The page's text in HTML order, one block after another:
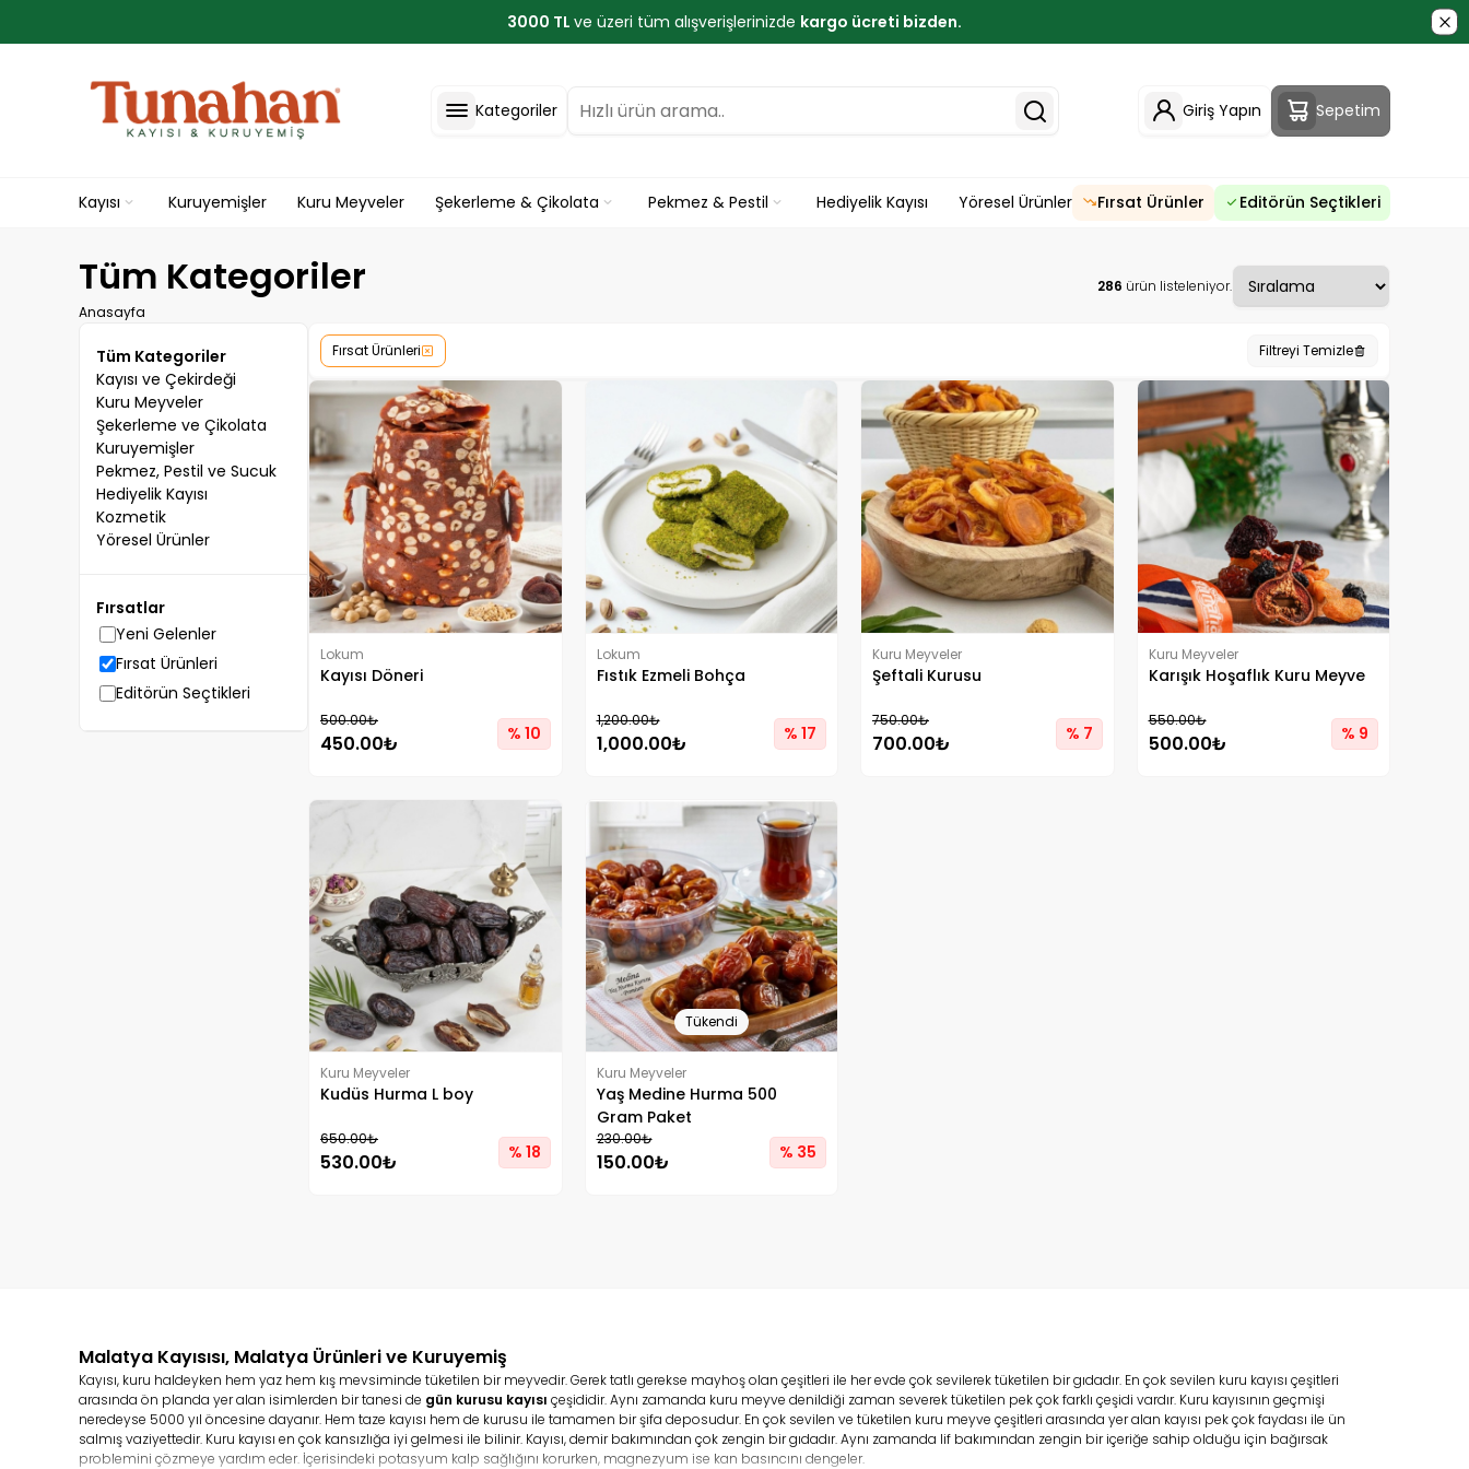
3000 TL ve üzeri tüm alışverişlerinizde kargo ücreti bizden.
Kategoriler Giriş Yapın Sepetim
Kayısı Kuruyemişler Kuru Meyveler Şekerleme & Çikolata Pekmez & Pestil Hediyelik Kayısı Yöresel Ürünler Fırsat Ürünler Editörün Seçtikleri
Tüm Kategoriler
Anasayfa
286 ürün listeleniyor.
Tüm Kategoriler
Kayısı ve Çekirdeği
Kuru Meyveler
Şekerleme ve Çikolata
Kuruyemişler
Pekmez, Pestil ve Sucuk
Hediyelik Kayısı
Kozmetik
Yöresel Ürünler
Fırsatlar
Yeni Gelenler
Fırsat Ürünleri
Editörün Seçtikleri
Fırsat Ürünleri Filtreyi Temizle
Lokum
Kayısı Döneri
500.00₺
450.00₺ % 10
Lokum
Fıstık Ezmeli Bohça
1,200.00₺
1,000.00₺ % 17
Kuru Meyveler
Şeftali Kurusu
750.00₺
700.00₺ % 7
Kuru Meyveler
Karışık Hoşaflık Kuru Meyve
550.00₺
500.00₺ % 9
Kuru Meyveler
Kudüs Hurma L boy
650.00₺
530.00₺ % 18
Tükendi
Kuru Meyveler
Yaş Medine Hurma 500
Gram Paket
230.00₺
150.00₺ % 35
Malatya Kayısısı, Malatya Ürünleri ve Kuruyemiş
Kayısı, kuru haldeyken hem yaz hem kış mevsiminde tüketilen bir meyvedir. Gerek tatlı gerekse mayhoş olan çeşitleri ile her evde çok sevilerek tüketilen bir gıdadır. En çok sevilen kuru kayısı çeşitleri
arasında ön planda yer alan isimlerden bir tanesi de gün kurusu kayısı çeşididir. Aynı zamanda kuru meyve denildiği zaman severek tüketilen pek çok farklı çeşidi vardır. Kuru kayısının geçmişi
neredeyse 5000 yıl öncesine dayanır. Hem taze kayısı hem de kurusu ile tamamen bir şifa deposudur. En çok sevilen ve tüketilen kuru meyve çeşitleri arasında yer alan kayısı pek çok faydası ile ün
salmış vaziyettedir. Kuru kayısı en çok kansızlığa iyi gelmesi ile bilinir. Kayısı, demir bakımından çok zengin bir gıdadır. Aynı zamanda lif bakımından zengin bir içeriğe sahip olduğu için bağırsak
problemini çözmeye yardım eder. İçerisindeki potasyum kalp sağlığını korurken, magnezyum ise kan basıncını dengeler.